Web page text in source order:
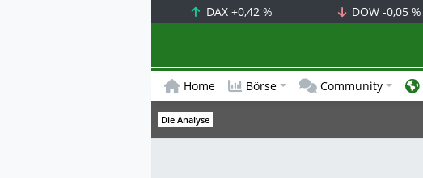
DAX +0,42 % DOW-0,05 %
Home Börse Community
Die Analyse